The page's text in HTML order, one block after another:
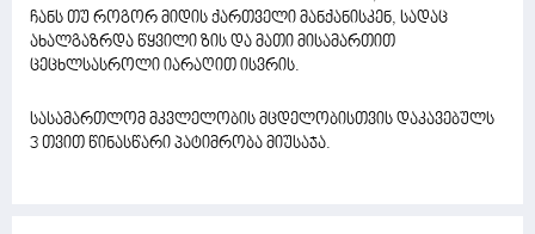
ჩანს თუ როგორ მიდის ქართველი მანქანისკენ, სადაც
ახალგაზრდა წყვილი ზის და მათი მისამართით
ცეცხლსასროლი იარაღით ისვრის.
სასამართლომ მკვლელობის მცდელობისთვის დაკავებულს
3 თვით წინასწარი პატიმრობა მიუსაჯა.